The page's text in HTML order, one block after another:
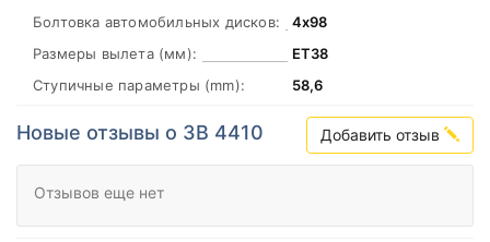
Болтовка автомобильных дисков:
4х98
Размеры вылета (мм):
ЕТ38
Ступичные параметры (mm):
58,6
Новые отзывы о ЗВ 4410 Добавить отзыв
Отзывов еще нет